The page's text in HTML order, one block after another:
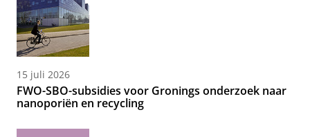
15 juli 2026
FWO-SBO-subsidies voor Gronings onderzoek naar
nanoporiën en recycling